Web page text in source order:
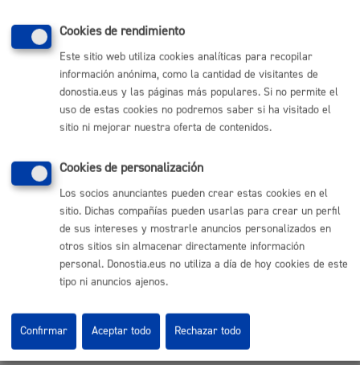
« Volver
OFERTA EMPLEO:
Comunícate con el Ayuntamiento de Donostia / San
Sebastián
(+34) 943 481 000
Buzón de la ciudadanía
Cookies de rendimiento
Este sitio web utiliza cookies analíticas para recopilar
información anónima, como la cantidad de visitantes de
donostia.eus y las páginas más populares. Si no permite el
uso de estas cookies no podremos saber si ha visitado el
sitio ni mejorar nuestra oferta de contenidos.
Cookies de personalización
Los socios anunciantes pueden crear estas cookies en el
sitio. Dichas compañías pueden usarlas para crear un perfil
de sus intereses y mostrarle anuncios personalizados en
otros sitios sin almacenar directamente información
personal. Donostia.eus no utiliza a día de hoy cookies de este
tipo ni anuncios ajenos.
Rechazar todo
Confirmar Aceptar todo